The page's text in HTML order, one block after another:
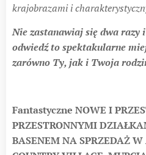
krajobrazami i
Nie zastanawiaj się dwa razy
odwiedź to spektakularne
zarówno Ty, jak i Twoja
Fantastyczne NOWE I
PRZESTRONNYMI
BASENEM NA SPRZEDAŻ